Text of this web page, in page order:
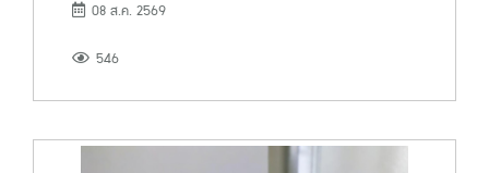
08 ส.ค. 2569
546